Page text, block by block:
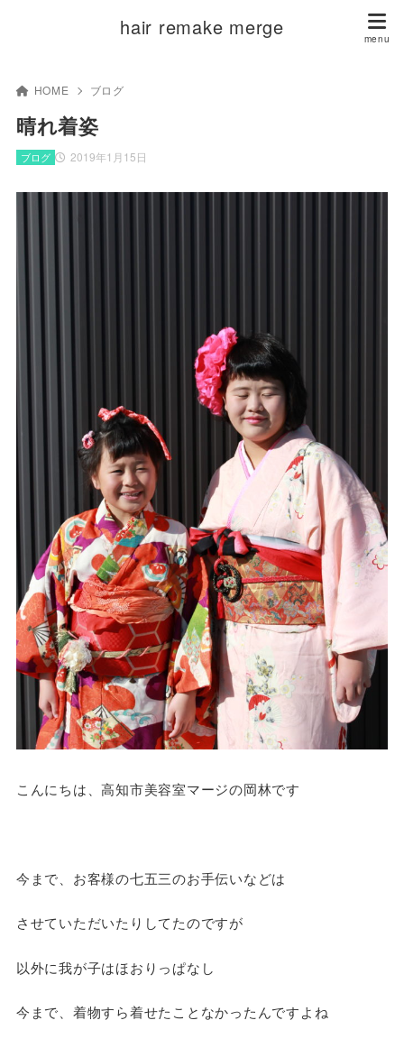
hair remake merge
HOME ブログ
晴れ着姿
2019年1月15日
ブログ
こんにちは、高知市美容室マージの岡林です
今まで、お客様の七五三のお手伝いなどは
させていただいたりしてたのですが
以外に我が子はほおりっぱなし
今まで、着物すら着せたことなかったんですよね